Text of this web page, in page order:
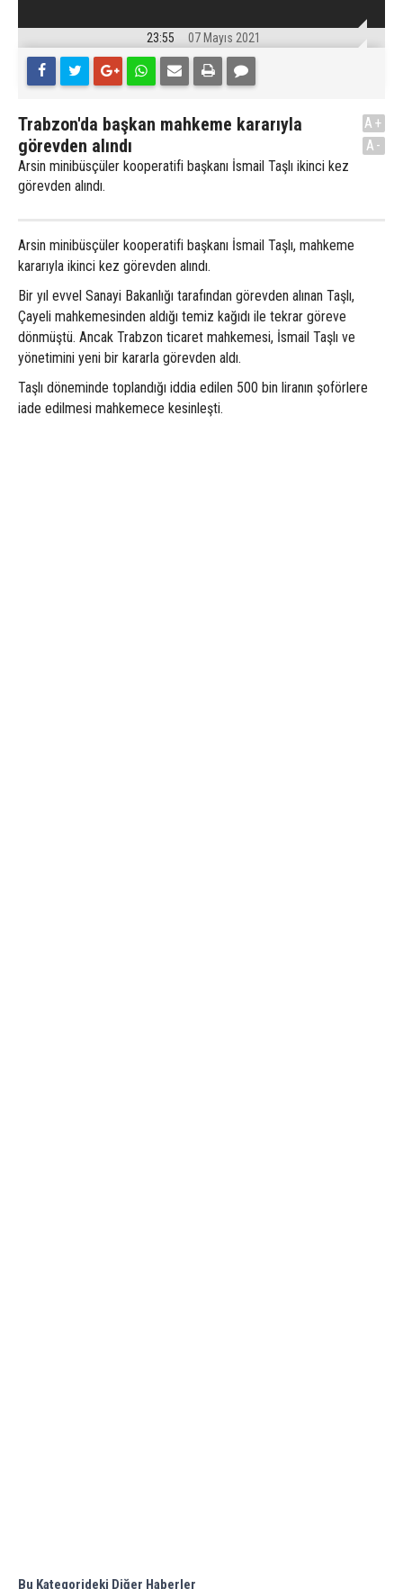
23:55 07 Mayıs 2021
Trabzon'da başkan mahkeme kararıyla
görevden alındı
Arsin minibüsçüler kooperatifi başkanı İsmail Taşlı ikinci kez
görevden alındı.
A+
A-
Arsin minibüsçüler kooperatifi başkanı İsmail Taşlı, mahkeme
kararıyla ikinci kez görevden alındı.
Bir yıl evvel Sanayi Bakanlığı tarafından görevden alınan Taşlı,
Çayeli mahkemesinden aldığı temiz kağıdı ile tekrar göreve
dönmüştü. Ancak Trabzon ticaret mahkemesi, İsmail Taşlı ve
yönetimini yeni bir kararla görevden aldı.
Taşlı döneminde toplandığı iddia edilen 500 bin liranın şoförlere
iade edilmesi mahkemece kesinleşti.
Bu Kategorideki Diğer Haberler